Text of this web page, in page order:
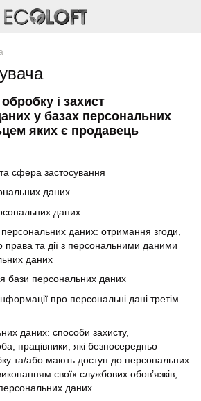
і захист
у базах персональних
яких є продавець
сфера застосування
даних
даних
даних: отримання згоди,
права та дії з персональними даними
даних
бази персональних даних
про персональні дані третім
даних: способи захисту,
працівники, які безпосередньо
та/або мають доступ до персональних
своїх службових обов’язків,
даних